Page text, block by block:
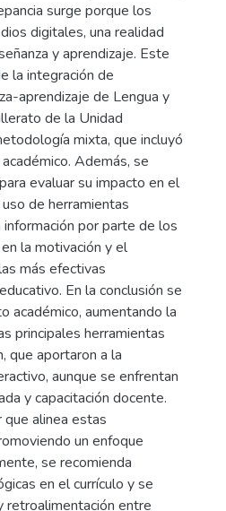
surge porque los
digitales, una realidad
y aprendizaje. Este
la integración de
aprendizaje de Lengua y
de la Unidad
mixta, que incluyó
Además, se
evaluar su impacto en el
de herramientas
por parte de los
la motivación y el
más efectivas
En la conclusión se
académico, aumentando la
principales herramientas
que aportaron a la
aunque se enfrentan
y capacitación docente.
que alinea estas
un enfoque
se recomienda
en el currículo y se
retroalimentación entre